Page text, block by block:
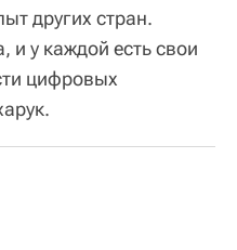
других стран.
и у каждой есть свои
цифровых